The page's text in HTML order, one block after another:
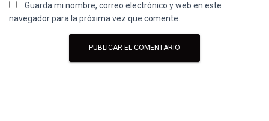
Guarda mi nombre, correo electrónico y web en este
navegador para la próxima vez que comente.